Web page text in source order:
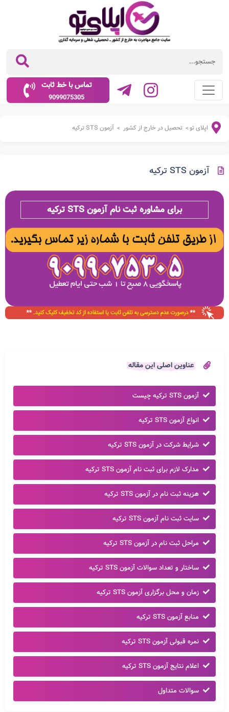
تماس با خط ثابت
9099075305
اپلای تو> تحصیل در خارج از کشور > آزمون STS ترکیه
آزمون STS ترکیه
برای مشاوره ثبت نام آزمون STS ترکیه
عناوین اصلی این مقاله
آزمون STS ترکیه چیست
انواع آزمون STS ترکیه
شرایط شرکت در آزمون STS ترکیه
مدارک لازم برای ثبت نام آزمون STS ترکیه
هزینه ثبت نام در آزمون STS ترکیه
سایت ثبت نام آزمون STS ترکیه
مراحل ثبت نام در آزمون STS ترکیه
ساختار و تعداد سوالات آزمون STS ترکیه
زمان و محل برگزاری آزمون STS ترکیه
منابع آزمون STS ترکیه
نمره قبولی آزمون STS ترکیه
اعلام نتایج آزمون STS ترکیه
سوالات متداول